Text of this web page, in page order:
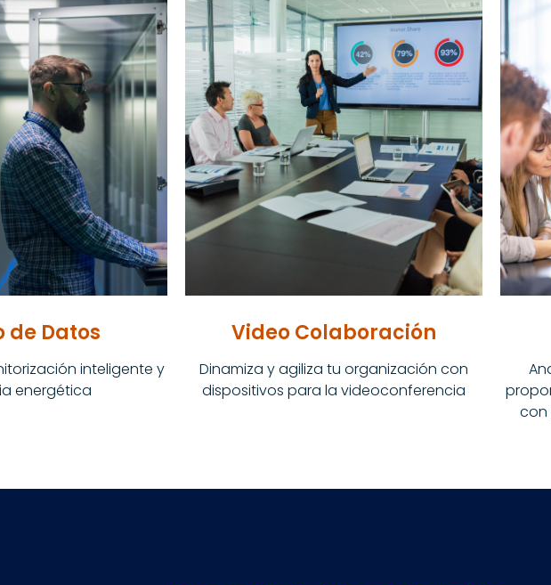
de Datos
inteligente y
energética
Video Colaboración
Dinamiza y agiliza tu organización con
dispositivos para la videoconferencia
con